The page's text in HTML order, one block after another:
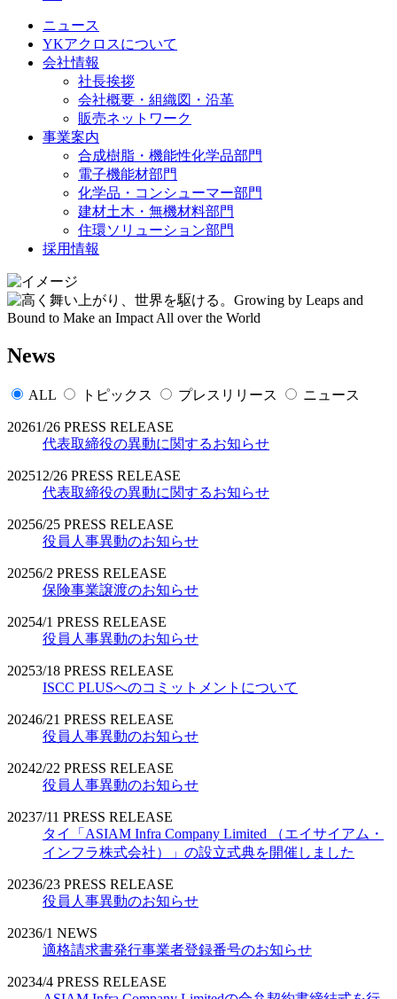
ニュース
YKアクロスについて
会社情報
社長挨拶
会社概要・組織図・沿革
販売ネットワーク
事業案内
合成樹脂・機能性化学品部門
電子機能材部門
化学品・コンシューマー部門
建材土木・無機材料部門
住環ソリューション部門
採用情報
News
ALL トピックス プレスリリース ニュース
20261/26 PRESS RELEASE
代表取締役の異動に関するお知らせ
202512/26 PRESS RELEASE
代表取締役の異動に関するお知らせ
20256/25 PRESS RELEASE
役員人事異動のお知らせ
20256/2 PRESS RELEASE
保険事業譲渡のお知らせ
20254/1 PRESS RELEASE
役員人事異動のお知らせ
20253/18 PRESS RELEASE
ISCC PLUSへのコミットメントについて
20246/21 PRESS RELEASE
役員人事異動のお知らせ
20242/22 PRESS RELEASE
役員人事異動のお知らせ
20237/11 PRESS RELEASE
タイ「ASIAM Infra Company Limited （エイサイアム・
インフラ株式会社）」の設立式典を開催しました
20236/23 PRESS RELEASE
役員人事異動のお知らせ
20236/1 NEWS
適格請求書発行事業者登録番号のお知らせ
20234/4 PRESS RELEASE